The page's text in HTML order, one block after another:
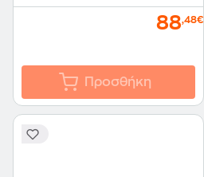
88,48€
Προσθήκη